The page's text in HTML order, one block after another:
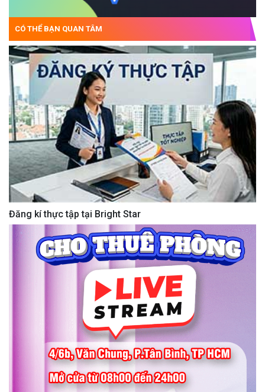
CÓ THỂ BẠN QUAN TÂM
Đăng kí thực tập tại Bright Star